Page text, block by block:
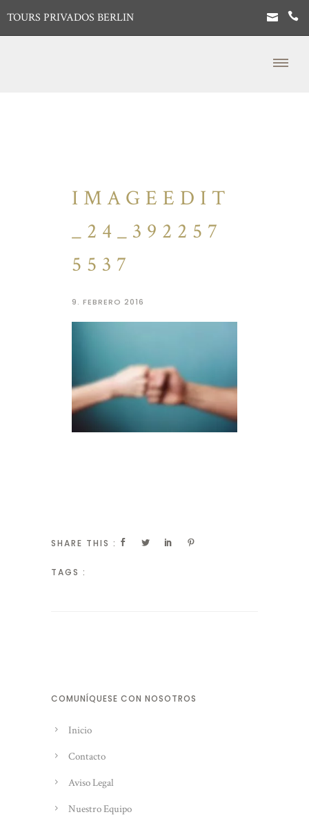
TOURS PRIVADOS BERLIN
IMAGEEDIT
_24_392257
5537
9. FEBRERO 2016
SHARE THIS :
TAGS :
COMUNÍQUESE CON NOSOTROS
Inicio
Contacto
Aviso Legal
Nuestro Equipo